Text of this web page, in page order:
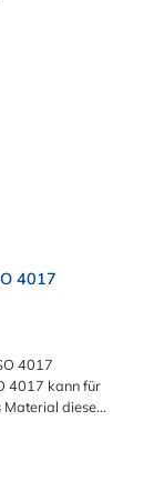
4017
4017
4017 kann für
Material dieser
M24 x 80 mm